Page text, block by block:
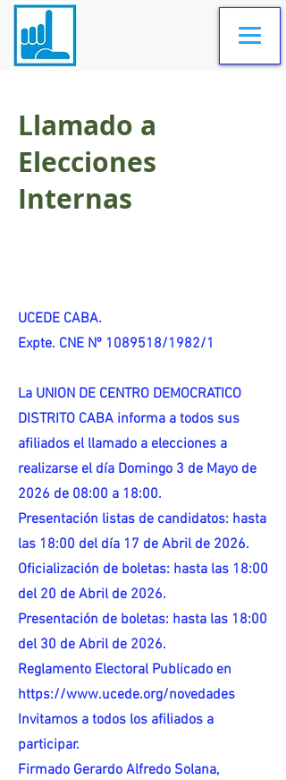
Llamado a
Elecciones
Internas
UCEDE CABA.
Expte. CNE Nº 1089518/1982/1
La UNION DE CENTRO DEMOCRATICO
DISTRITO CABA informa a todos sus
afiliados el llamado a elecciones a
realizarse el día Domingo 3 de Mayo de
2026 de 08:00 a 18:00.
Presentación listas de candidatos: hasta
las 18:00 del día 17 de Abril de 2026.
Oficialización de boletas: hasta las 18:00
del 20 de Abril de 2026.
Presentación de boletas: hasta las 18:00
del 30 de Abril de 2026.
Reglamento Electoral Publicado en
https://www.ucede.org/novedades
Invitamos a todos los afiliados a
participar.
Firmado Gerardo Alfredo Solana,